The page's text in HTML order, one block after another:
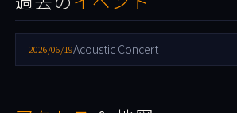
2026/06/19Acoustic Concert